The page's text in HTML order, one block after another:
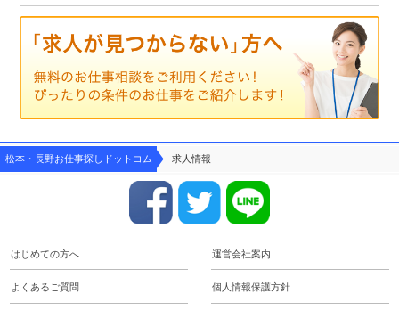
松本・長野お仕事探しドットコム 求人情報
はじめての方へ 運営会社案内
よくあるご質問 個人情報保護方針